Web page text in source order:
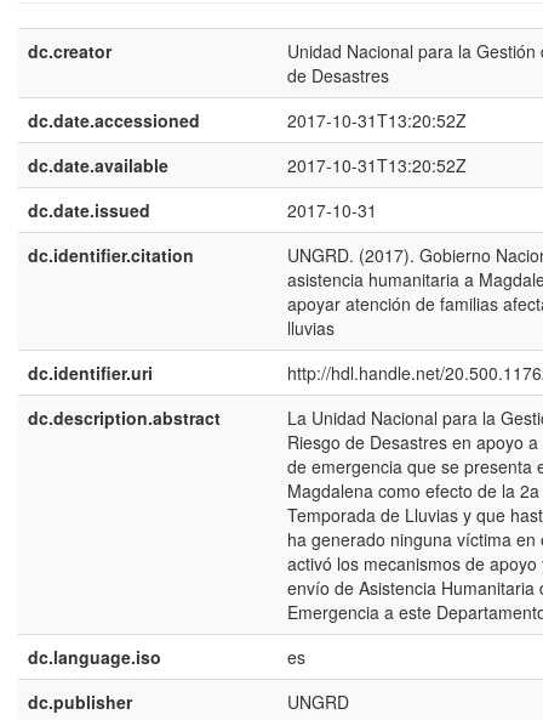
dc.creator
Unidad Nacional para la Gestión
de Desastres
dc.date.accessioned
2017-10-31T13:20:52Z
dc.date.available
2017-10-31T13:20:52Z
dc.date.issued
2017-10-31
dc.identifier.citation
UNGRD. (2017). Gobierno
asistencia humanitaria a
apoyar atención de familias
lluvias
dc.identifier.uri
http://hdl.handle.net/
dc.description.abstract
La Unidad Nacional para la
Riesgo de Desastres en apoyo
de emergencia que se presenta
Magdalena como efecto de la 2a
Temporada de Lluvias y que
ha generado ninguna víctima en
activó los mecanismos de apoyo
envío de Asistencia Humanitaria
Emergencia a este
dc.language.iso
es
dc.publisher
UNGRD